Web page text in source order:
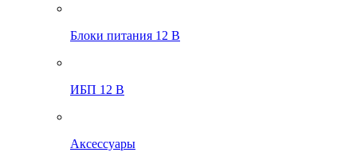
Блоки питания 12 В
ИБП 12 В
Аксессуары